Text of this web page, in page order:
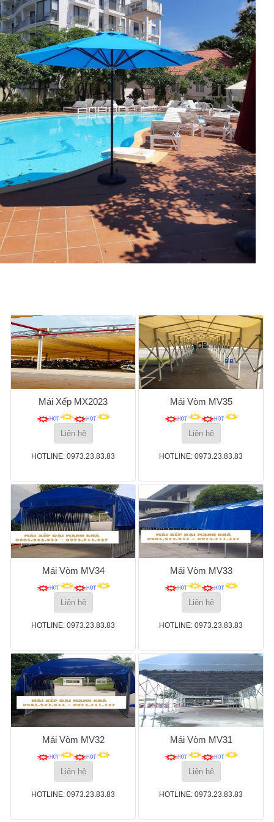
Mái Xếp MX2023
Liên hệ
HOTLINE: 0973.23.83.83
Mái Vòm MV35
Liên hệ
HOTLINE: 0973.23.83.83
Mái Vòm MV34
Liên hệ
HOTLINE: 0973.23.83.83
Mái Vòm MV33
Liên hệ
HOTLINE: 0973.23.83.83
Mái Vòm MV32
Liên hệ
HOTLINE: 0973.23.83.83
Mái Vòm MV31
Liên hệ
HOTLINE: 0973.23.83.83